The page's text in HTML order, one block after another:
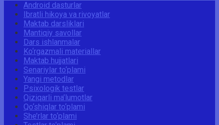
Android dasturlar
Ibratli hikoya va rivoyatlar
Maktab darsliklari
Mantiqiy savollar
Dars ishlanmalar
Ko‘rgazmali materiallar
Maktab hujjatlari
Senariylar to‘plami
Yangi metodlar
Psixologik testlar
Qiziqarli ma’lumotlar
Qo‘shiqlar to‘plami
She’rlar to‘plami